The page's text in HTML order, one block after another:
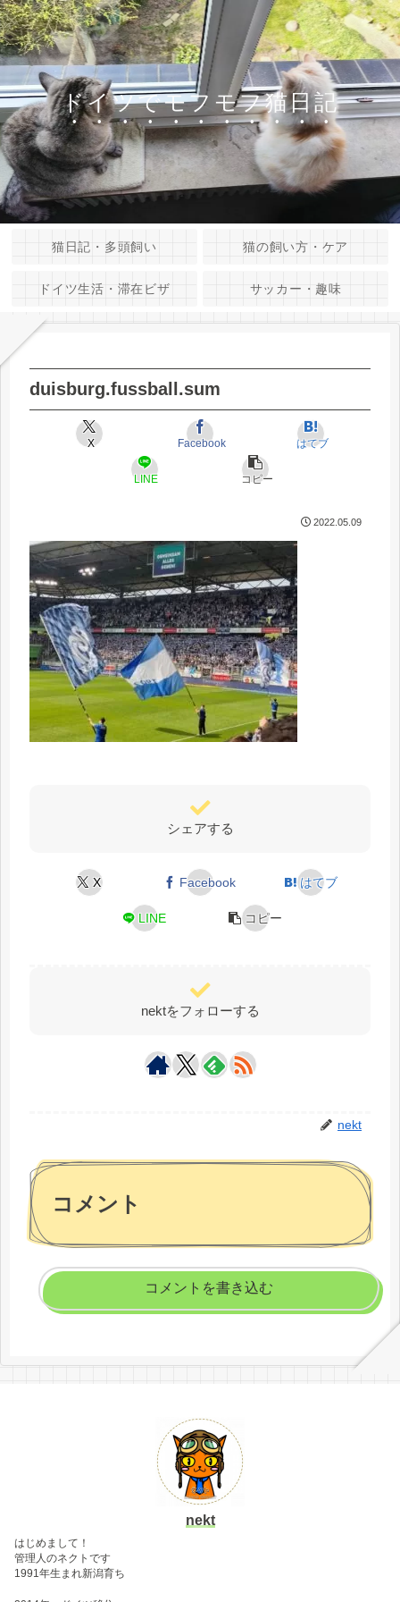
ドイツでモフモフ猫日記
猫日記・多頭飼い 猫の飼い方・ケア
ドイツ生活・滞在ビザ サッカー・趣味
duisburg.fussball.sum
X Facebook はてブ
LINE コピー
2022.05.09
シェアする
X Facebook はてブ
LINE コピー
nektをフォローする
nekt
コメント
コメントを書き込む
nekt
はじめまして！
管理人のネクトです
1991年生まれ新潟育ち